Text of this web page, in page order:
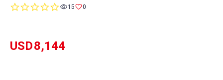
0.015 0
USD8,144